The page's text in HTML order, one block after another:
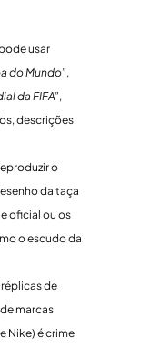
usar
do Mundo”,
da FIFA”,
descrições
o
da taça
oficial ou os
o escudo da
de
marcas
Nike) é crime